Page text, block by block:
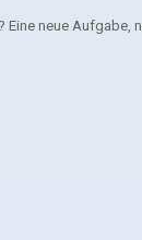
neue Aufgabe,